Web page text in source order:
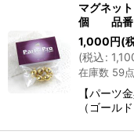
マグネッ
個 品番
1,000円(
(税込:
在庫数 59点
【パーツ
（ゴール